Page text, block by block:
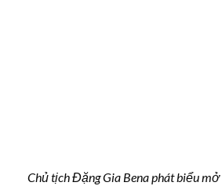
Chủ tịch Đặng Gia Bena phát biểu